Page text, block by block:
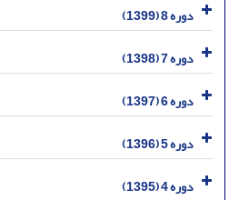
دوره 8 (1399)
دوره 7 (1398)
دوره 6 (1397)
دوره 5 (1396)
دوره 4 (1395)